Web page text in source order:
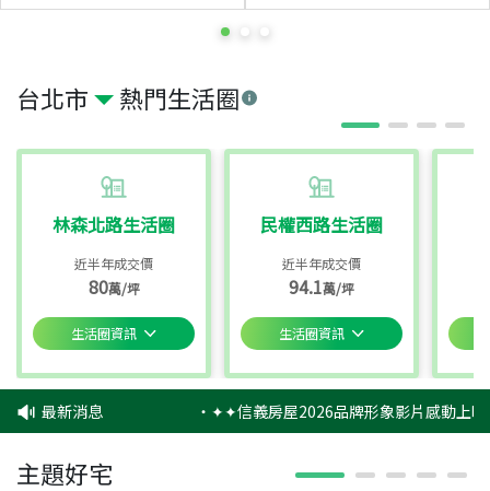
台北市 熱門生活圈
林森北路生活圈
近半年成交價
80萬/坪
生活圈資訊
民權西路生活圈
近半年成交價
94.1萬/坪
生活圈資訊
最新消息 ‧✦✦信義房屋2026品牌形象影片感動上
主題好宅